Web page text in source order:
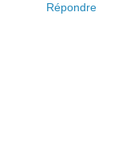
Répondre